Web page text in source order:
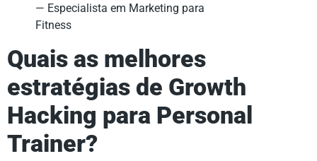
— Especialista em Marketing para
Fitness
Quais as melhores
estratégias de Growth
Hacking para Personal
Trainer?